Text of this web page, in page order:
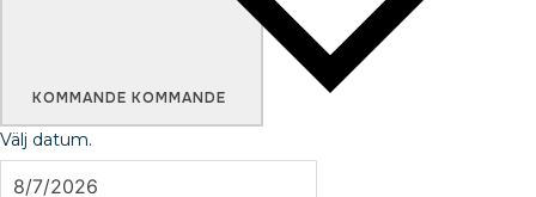
KOMMANDE KOMMANDE
Välj datum.